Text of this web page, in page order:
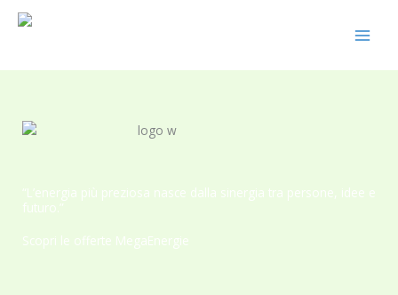
“L’energia più preziosa nasce dalla sinergia tra persone, idee e
futuro.”
Scopri le offerte MegaEnergie